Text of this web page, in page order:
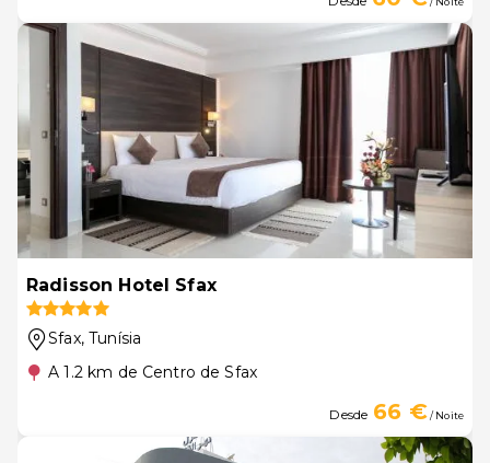
Radisson Hotel Sfax
Sfax, Tunísia
A 1.2 km de Centro de Sfax
Desde 66 €/ Noite